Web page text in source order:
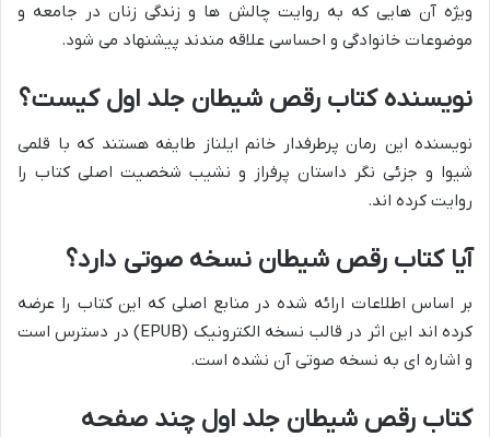
ویژه آن هایی که به روایت چالش ها و زندگی زنان در جامعه و
موضوعات خانوادگی و احساسی علاقه مندند پیشنهاد می شود.
نویسنده کتاب رقص شیطان جلد اول کیست؟
نویسنده این رمان پرطرفدار خانم ایلناز طایفه هستند که با قلمی
شیوا و جزئی نگر داستان پرفراز و نشیب شخصیت اصلی کتاب را
روایت کرده اند.
آیا کتاب رقص شیطان نسخه صوتی دارد؟
بر اساس اطلاعات ارائه شده در منابع اصلی که این کتاب را عرضه
کرده اند این اثر در قالب نسخه الکترونیک (EPUB) در دسترس است
و اشاره ای به نسخه صوتی آن نشده است.
کتاب رقص شیطان جلد اول چند صفحه